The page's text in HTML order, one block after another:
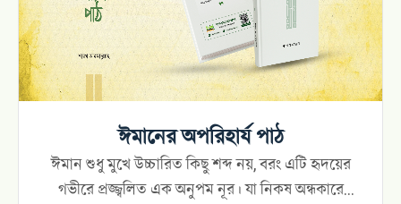
ঈমানের অপরিহার্য পাঠ
ঈমান শুধু মুখে উচ্চারিত কিছু শব্দ নয়, বরং এটি হৃদয়ের
গভীরে প্রজ্জ্বলিত এক অনুপম নূর। যা নিকষ অন্ধকারে